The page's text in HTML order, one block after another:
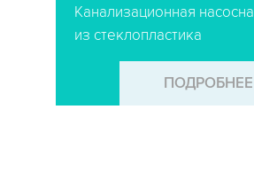
Канализационная
из стеклопластика
ПОДРОБНЕЕ